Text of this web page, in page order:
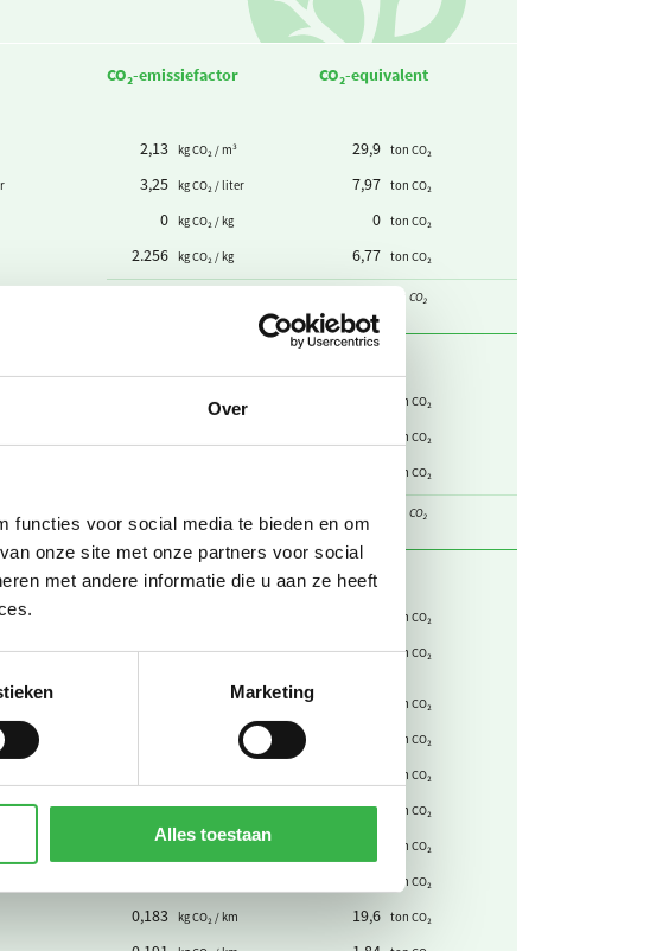
Over
functies voor social media te bieden en om
onze site met onze partners voor social
met andere informatie die u aan ze heeft
Marketing
Alles toestaan
CO₂-emissiefactor
CO₂-equivalent
2,13 kg CO₂ / m³ 29,9 ton CO₂
3,25 kg CO₂ / liter 7,97 ton CO₂
0 kg CO₂ / kg 0 ton CO₂
2.256 kg CO₂ / kg 6,77 ton CO₂
ton CO₂
kg CO₂ / kWh ton CO₂
ton CO₂
ton CO₂
ton CO₂
ton CO₂
huishoudelijk 0,613
kg CO₂ / m³
1,08 ton CO₂
kg CO₂ / km ton CO₂
ton CO₂
ton CO₂
0,062 kg CO₂ / km 5,91 ton CO₂
0 kg CO₂ / km ton CO₂
ton CO₂
0,183 kg CO₂ / km 19,6 ton CO₂